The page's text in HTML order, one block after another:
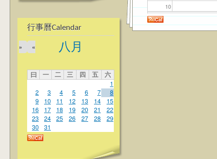
行事曆Calendar
八月
«
»
曰 一 二 三 四 五
六
1
2
3 4 5 6 7
8
9
10 11 12 13 14
15
16
17 18 19 20 21
22
23
24 25 26 27 28
29
30
31
10
11